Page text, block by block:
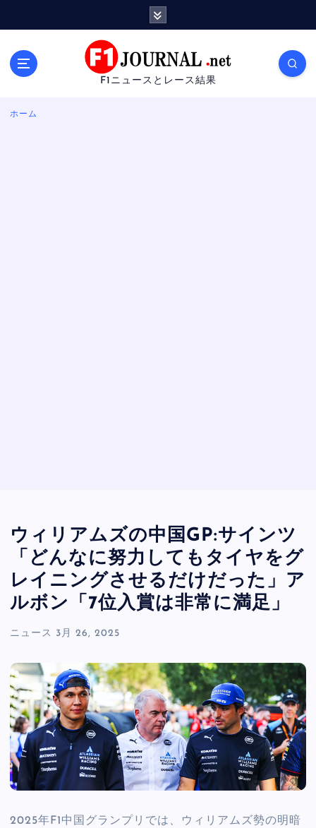
F1ニュースとレース結果
ホーム
ウィリアムズの中国GP:サインツ
「どんなに努力してもタイヤをグ
レイニングさせるだけだった」ア
ルボン「7位入賞は非常に満足」
ニュース 3月 26, 2025
2025年F1中国グランプリでは、ウィリアムズ勢の明暗